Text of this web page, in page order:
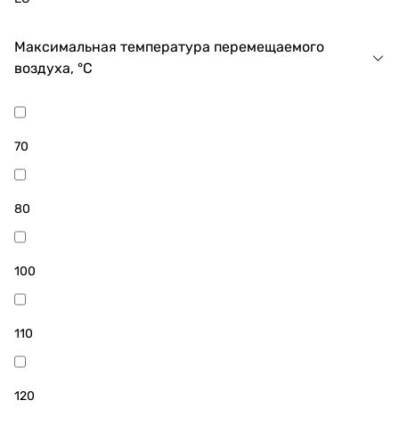
Максимальная температура перемещаемого
воздуха, °C
70
80
100
110
120